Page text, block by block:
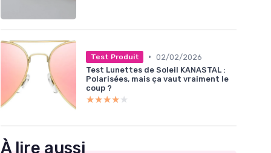
Test Produit • 02/02/2026
Test Lunettes de Soleil KANASTAL :
Polarisées, mais ça vaut vraiment le
coup ?
★★★★★
★★★★★
À lire aussi